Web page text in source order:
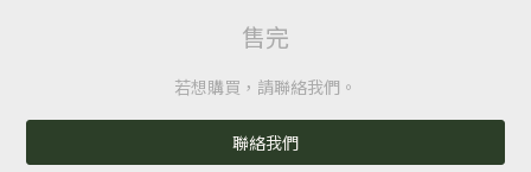
售完
若想購買，請聯絡我們。
聯絡我們